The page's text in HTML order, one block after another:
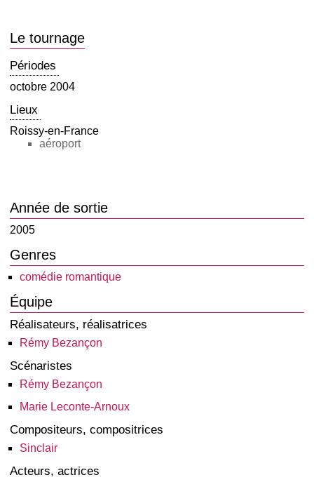
Le tournage
Périodes
octobre 2004
Lieux
Roissy-en-France
aéroport
Année de sortie
2005
Genres
comédie romantique
Équipe
Réalisateurs, réalisatrices
Rémy Bezançon
Scénaristes
Rémy Bezançon
Marie Leconte-Arnoux
Compositeurs, compositrices
Sinclair
Acteurs, actrices